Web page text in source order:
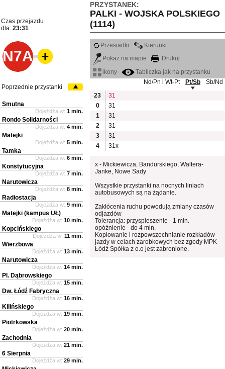
PRZYSTANEK:
PALKI - WOJSKA POLSKIEGO
(1114)
Czas przejazdu
dla: 23:31
N7A
Przesiadki
Kierunki
Pokaż na mapie
Drukuj
ikony
Tabliczka jak na przystanku
Nd/Pn i Wt-Pt
Pt/Sb
Sb/Nd
23
31
0
31
1
31
2
31
3
31
4
31x
x - Mickiewicza, Bandurskiego, Waltera-
Janke, Nowe Sady
Wszystkie przystanki na nocnych liniach
autobusowych są na żądanie.
Zakłócenia ruchu powodują zmiany czasów
odjazdów
Tolerancja: przyspieszenie - 1 min.
opóźnienie - do 4 min.
Kopiowanie i rozpowszechnianie rozkładów
jazdy w celach zarobkowych bez zgody MPK
Łódź Spółka z o.o jest zabronione.
Poprzednie przystanki
Smutna
Dojeżdża w: 1 min.
Rondo Solidarności
Dojeżdża w: 4 min.
Matejki
Dojeżdża w: 5 min.
Tamka
Dojeżdża w: 6 min.
Konstytucyjna
Dojeżdża w: 7 min.
Narutowicza
Dojeżdża w: 8 min.
Radiostacja
Dojeżdża w: 9 min.
Matejki (kampus UŁ)
Dojeżdża w: 10 min.
Kopcińskiego
Dojeżdża w: 11 min.
Wierzbowa
Dojeżdża w: 13 min.
Narutowicza
Dojeżdża w: 14 min.
Pl. Dąbrowskiego
Dojeżdża w: 15 min.
Dw. Łódź Fabryczna
Dojeżdża w: 16 min.
Kilińskiego
Dojeżdża w: 19 min.
Piotrkowska
Dojeżdża w: 20 min.
Zachodnia
Dojeżdża w: 21 min.
6 Sierpnia
Dojeżdża w: 29 min.